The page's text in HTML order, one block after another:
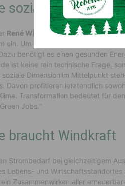
sozial und
René Willegger: „Der ÖGB setzt
ein. Um Österreich lebenswert zu
benötigt es einen gesunden
ist keine rein technische Frage,
Dimension im Mittelpunkt
Davon profitieren letztendlich
Transformation bedeutet für
Jobs.“
braucht Windkraft
Strombedarf bei gleichzeitigem
Lebens- und
Zusammenwirken aller